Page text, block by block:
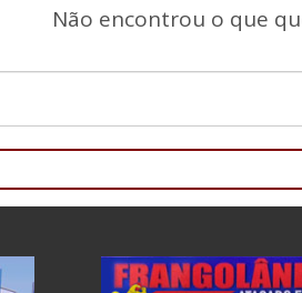
Não encontrou o que